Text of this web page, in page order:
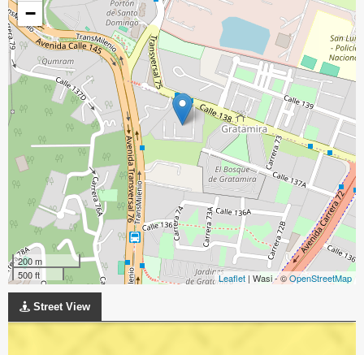
−
200 m
500 ft
Leaflet | Wasi - ©OpenStreetMap
Street View